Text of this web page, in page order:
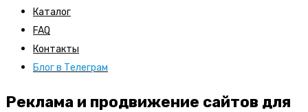
Каталог
FAQ
Контакты
Блог в Телеграм
Реклама и продвижение сайтов для